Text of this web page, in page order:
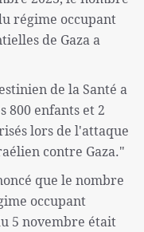
régime occupant
de Gaza a
de la Santé a
800 enfants et 2
lors de l'attaque
contre Gaza."
que le nombre
occupant
5 novembre était